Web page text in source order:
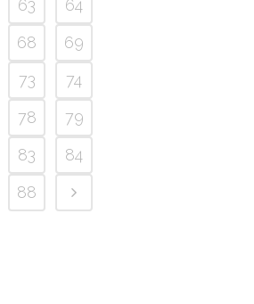
63
64
68
69
73
74
78
79
83
84
88